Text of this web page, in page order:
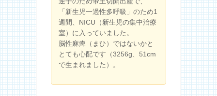
「新生児一過性多呼吸」のため1
週間、NICU（新生児の集中治療
室）に入っていました。
脳性麻痺（まひ）ではないかと
とても心配です（3256g、51cm
で生まれました）。